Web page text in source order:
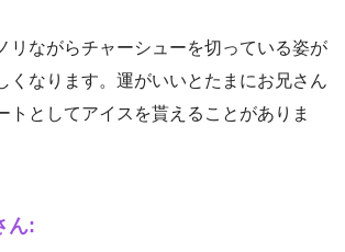
リながらチャーシューを切っている姿が
くなります。運がいいとたまにお兄さん
トとしてアイスを貰えることがありま
ん: